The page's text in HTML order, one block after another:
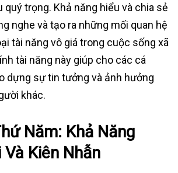
quý trọng. Khả năng hiểu và chia sẻ
nghe và tạo ra những mối quan hệ
tài năng vô giá trong cuộc sống xã
tài năng này giúp cho các cá
dựng sự tin tưởng và ảnh hưởng
khác.
Năm: Khả Năng
Kiên Nhẫn